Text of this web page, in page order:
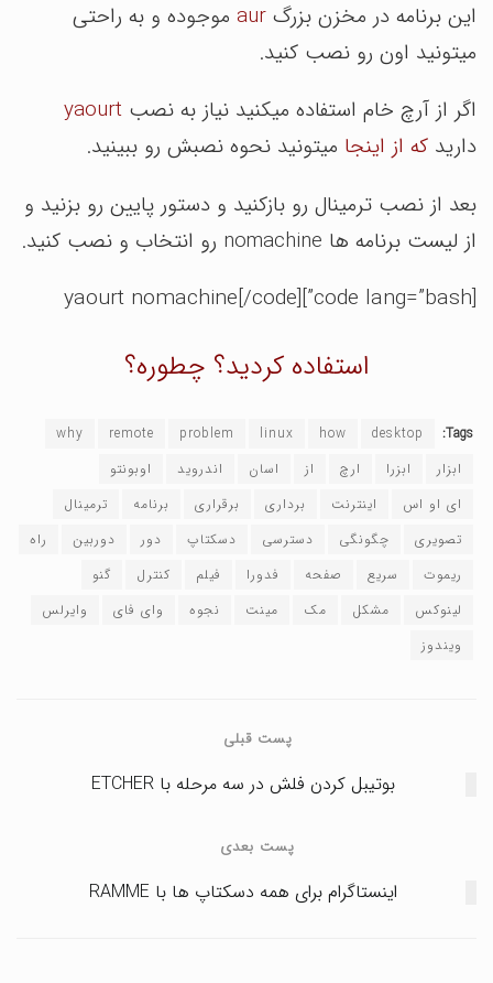
این برنامه در مخزن بزرگ aur موجوده و به راحتی
میتونید اون رو نصب کنید.
اگر از آرچ خام استفاده میکنید نیاز به نصب yaourt
دارید که از اینجا میتونید نحوه نصبش رو ببینید.
بعد از نصب ترمینال رو بازکنید و دستور پایین رو بزنید و
از لیست برنامه ها nomachine رو انتخاب و نصب کنید.
[code lang=”bash”]yaourt nomachine[/code]
استفاده کردید؟ چطوره؟
Tags:
desktop
how
linux
problem
remote
why
ابزار
ابزرا ارچ از اسان اندروید
اوبونتو
ای او اس
اینترنت برداری برقراری برنامه
ترمینال
تصویری
چگونگی دسترسی دسکتاپ دور دوربین
راه
ریموت
سریع صفحه فدورا فیلم کنترل
گنو
لینوکس
مشکل مک مینت نجوه وای فای
وایرلس
ویندوز
پست قبلی
بوتیبل کردن فلش در سه مرحله با ETCHER
پست بعدی
اینستاگرام برای همه دسکتاپ ها با RAMME